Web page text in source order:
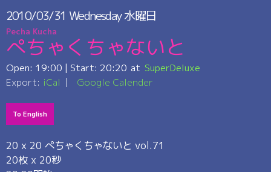
2010/03/31 Wednesday水曜日
Pecha Kucha
ぺちゃくちゃないと
Open: 19:00 | Start: 20:20
SuperDeluxe
Export: iCal Google Calender
To English
20 x 20 ぺちゃくちゃないと vol.71
20枚 x 20秒